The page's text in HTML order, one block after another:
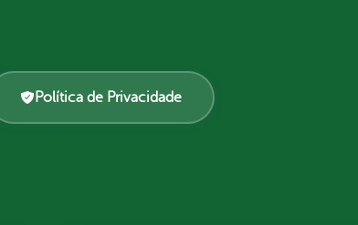
Política de Privacidade